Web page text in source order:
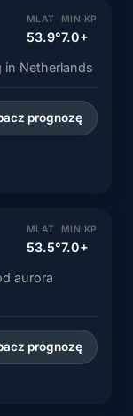
MLAT
53.9°
MIN KP
7.0+
Netherlands
prognozę
MLAT
53.5°
MIN KP
7.0+
aurora
prognozę